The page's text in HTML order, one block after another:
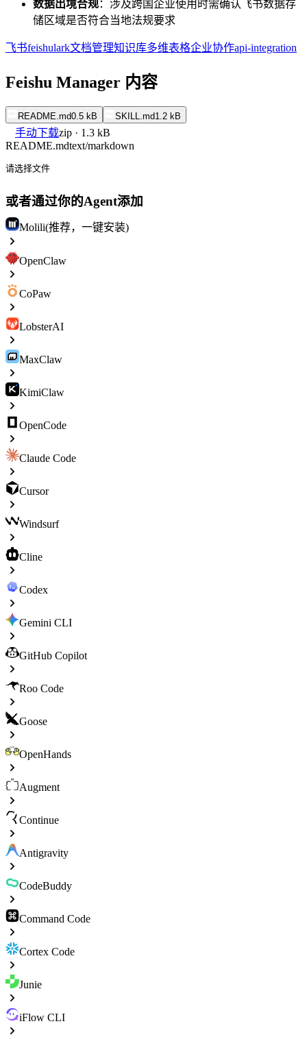
数据出境合规：涉及跨国企业使用时需确认飞书数据存
储区域是否符合当地法规要求
飞书feishulark文档管理知识库多维表格企业协作api-integration
Feishu Manager 内容
README.md0.5 kB SKILL.md1.2 kB
手动下载zip · 1.3 kB
README.mdtext/markdown
请选择文件
或者通过你的Agent添加
Molili(推荐，一键安装)
OpenClaw
CoPaw
LobsterAI
MaxClaw
KimiClaw
OpenCode
Claude Code
Cursor
Windsurf
Cline
Codex
Gemini CLI
GitHub Copilot
Roo Code
Goose
OpenHands
Augment
Continue
Antigravity
CodeBuddy
Command Code
Cortex Code
Junie
iFlow CLI